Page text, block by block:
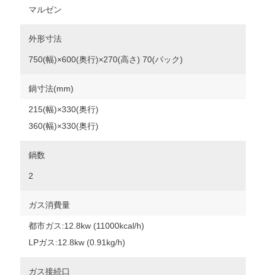
マルゼン
外形寸法
750(幅)×600(奥行)×270(高さ) 70(バック)
鍋寸法(mm)
215(幅)×330(奥行)
360(幅)×330(奥行)
鍋数
2
ガス消費量
都市ガス:12.8kw (11000kcal/h)
LPガス:12.8kw (0.91kg/h)
ガス接続口